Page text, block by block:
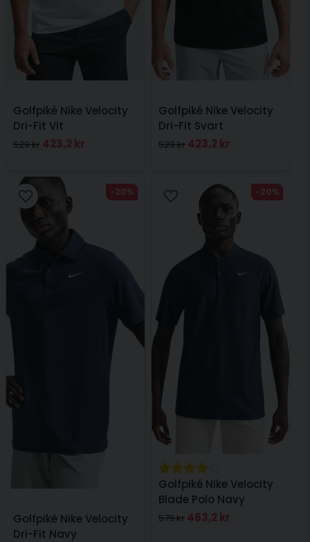
Golfpiké Nike Velocity
Dri-Fit Vit
529 kr 423,2 kr
Golfpiké Nike Velocity
Dri-Fit Svart
529 kr 423,2 kr
Golfpiké Nike Velocity
Dri-Fit Navy
-20%
Golfpiké Nike Velocity
Blade Polo Navy
579 kr 463,2 kr
-20%